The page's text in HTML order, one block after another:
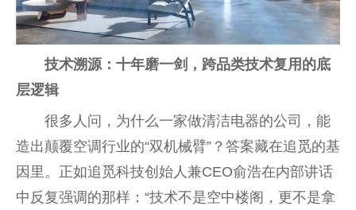
技术溯源：十年磨一剑，跨品类技术复用的底
层逻辑
很多人问，为什么一家做清洁电器的公司，能
造出颠覆空调行业的“双机械臂”？答案藏在追觅的基
因里。正如追觅科技创始人兼CEO俞浩在内部讲话
中反复强调的那样：“技术不是空中楼阁，更不是拿